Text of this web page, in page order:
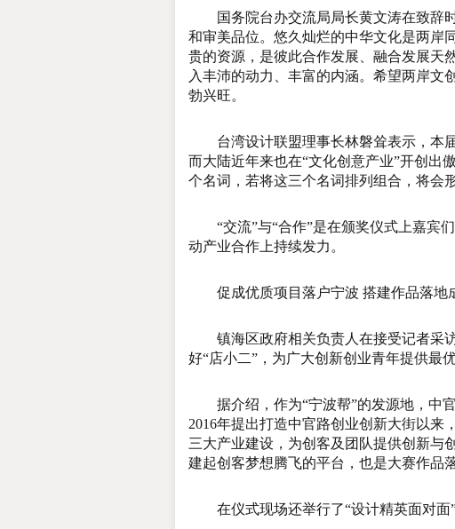
国务院台办交流局局长黄文涛在致辞时
和审美品位。悠久灿烂的中华文化是两岸
贵的资源，是彼此合作发展、融合发展天
入丰沛的动力、丰富的内涵。希望两岸文
勃兴旺。
台湾设计联盟理事长林磐耸表示，本届
而大陆近年来也在“文化创意产业”开创出
个名词，若将这三个名词排列组合，将会
“交流”与“合作”是在颁奖仪式上嘉宾们
动产业合作上持续发力。
促成优质项目落户宁波 搭建作品落地
镇海区政府相关负责人在接受记者采访
好“店小二”，为广大创新创业青年提供最
据介绍，作为“宁波帮”的发源地，中官
2016年提出打造中官路创业创新大街以
三大产业建设，为创客及团队提供创新与
建起创客梦想腾飞的平台，也是大赛作品
在仪式现场还举行了“设计精英面对面”